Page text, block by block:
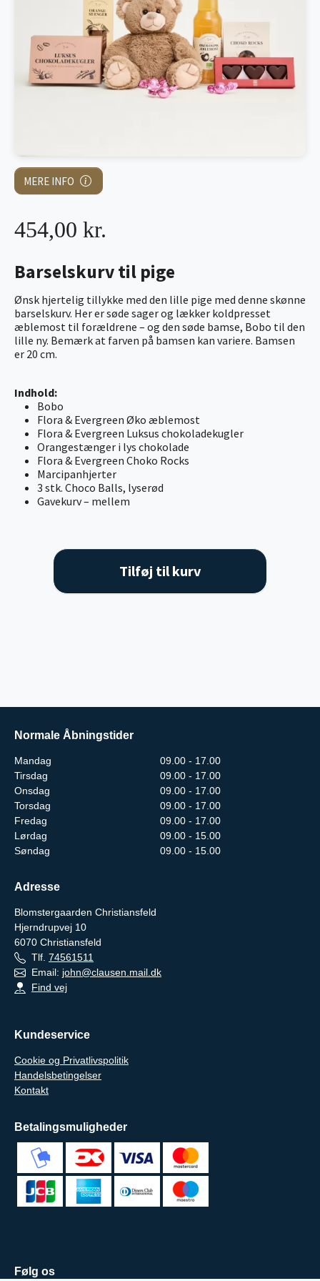
MERE INFO
Barselskurv til pige
Ønsk hjertelig tillykke med den lille pige med denne skønne
barselskurv. Her er søde sager og lækker koldpresset
æblemost til forældrene – og den søde bamse, Bobo til den
lille ny. Bemærk at farven på bamsen kan variere. Bamsen
er 20 cm.
Indhold:
Bobo
Flora & Evergreen Øko æblemost
Flora & Evergreen Luksus chokoladekugler
Orangestænger i lys chokolade
Flora & Evergreen Choko Rocks
Marcipanhjerter
3 stk. Choco Balls, lyserød
Gavekurv – mellem
454,00 kr.
Tilføj til kurv
Normale Åbningstider
Mandag
09.00 - 17.00
Tirsdag
09.00 - 17.00
Onsdag
09.00 - 17.00
Torsdag
09.00 - 17.00
Fredag
09.00 - 17.00
Lørdag
09.00 - 15.00
Søndag
09.00 - 15.00
Adresse
Blomstergaarden Christiansfeld
Hjerndrupvej 10
6070 Christiansfeld
Tlf. 74561511
Email: john@clausen.mail.dk
Find vej
Kundeservice
Cookie og Privatlivspolitik
Handelsbetingelser
Kontakt
Betalingsmuligheder
Følg os